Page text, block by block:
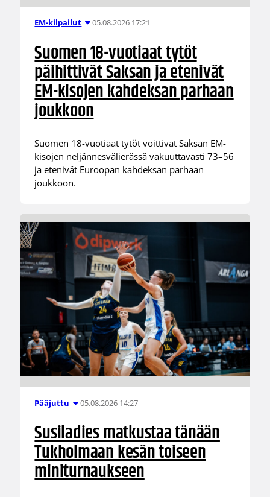
EM-kilpailut 05.08.2026 17:21
Suomen 18-vuotiaat tytöt
päihittivät Saksan ja etenivät
EM-kisojen kahdeksan parhaan
joukkoon
Suomen 18-vuotiaat tytöt voittivat Saksan EM-
kisojen neljännesvälierässä vakuuttavasti 73–56
ja etenivät Euroopan kahdeksan parhaan
joukkoon.
Pääjuttu 05.08.2026 14:27
Susiladies matkustaa tänään
Tukholmaan kesän toiseen
miniturnaukseen